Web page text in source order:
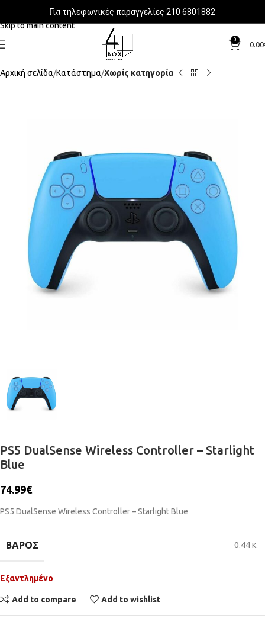
Skip to navigation
Skip to main content
Για τηλεφωνικές παραγγελίες 210 6801882
0
0.00
Αρχική σελίδα Κατάστημα Χωρίς κατηγορία
PS5 DualSense Wireless Controller – Starlight
Blue
74.99€
PS5 DualSense Wireless Controller – Starlight Blue
ΒΆΡΟΣ 0.44 κ.
Εξαντλημένο
Add to compare Add to wishlist